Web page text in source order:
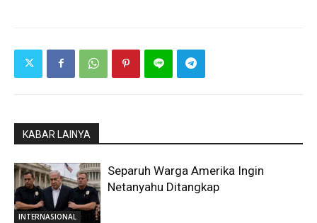
KABAR LAINYA
INTERNASIONAL
Separuh Warga Amerika Ingin
Netanyahu Ditangkap